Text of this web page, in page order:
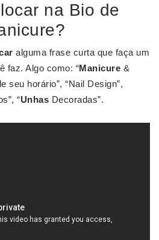
na Bio de
alguma frase curta que faça um
faz. Algo como: “Manicure &
seu horário”, “Nail Design”,
“Unhas Decoradas”.